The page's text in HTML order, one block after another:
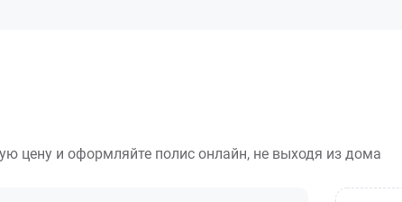
цену и оформляйте полис онлайн, не выходя из дома